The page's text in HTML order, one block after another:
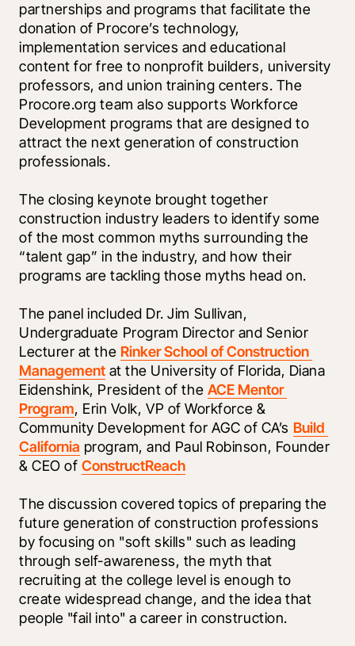
partnerships and programs that facilitate the
donation of Procore’s technology,
implementation services and educational
content for free to nonprofit builders, university
professors, and union training centers. The
Procore.org team also supports Workforce
Development programs that are designed to
attract the next generation of construction
professionals.
The closing keynote brought together
construction industry leaders to identify some
of the most common myths surrounding the
“talent gap” in the industry, and how their
programs are tackling those myths head on.
The panel included Dr. Jim Sullivan,
Undergraduate Program Director and Senior
Lecturer at the Rinker School of Construction
Management at the University of Florida, Diana
Eidenshink, President of the ACE Mentor
Program, Erin Volk, VP of Workforce &
Community Development for AGC of CA’s Build
California program, and Paul Robinson, Founder
& CEO of ConstructReach
The discussion covered topics of preparing the
future generation of construction professions
by focusing on "soft skills" such as leading
through self-awareness, the myth that
recruiting at the college level is enough to
create widespread change, and the idea that
people "fail into" a career in construction.